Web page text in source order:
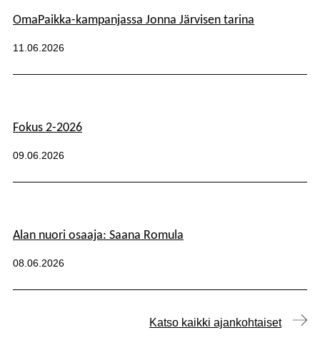
OmaPaikka-kampanjassa Jonna Järvisen tarina
Julkaistu:
11.06.2026
Kategoriat:
Fokus 2-2026
Julkaistu:
09.06.2026
Kategoriat:
Alan nuori osaaja: Saana Romula
Julkaistu:
08.06.2026
Katso kaikki ajankohtaiset